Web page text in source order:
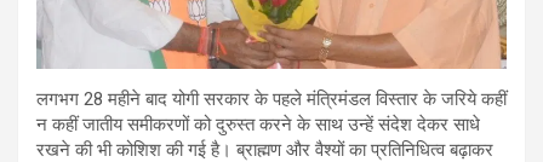
लगभग 28 महीने बाद योगी सरकार के पहले मंत्रिमंडल विस्तार के जरिये कहीं
न कहीं जातीय समीकरणों को दुरुस्त करने के साथ उन्हें संदेश देकर साधे
रखने की भी कोशिश की गई है। ब्राह्मण और वैश्यों का प्रतिनिधित्व बढ़ाकर